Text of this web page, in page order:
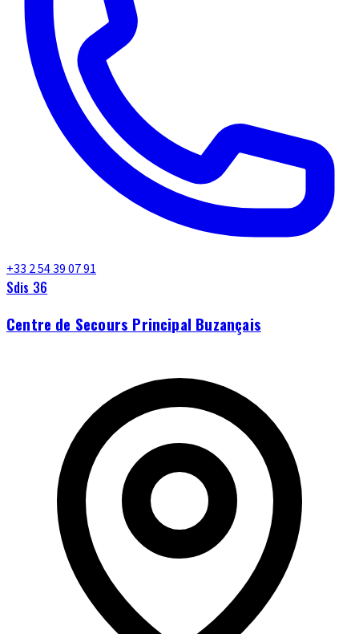
+33 2 54 39 07 91
Sdis 36
Centre de Secours Principal Buzançais